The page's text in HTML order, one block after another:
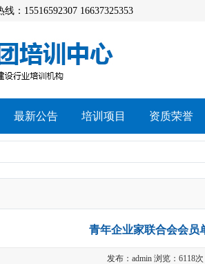
：15516592307 16637325353
最新公告 培训项目 资质荣誉
青年企业家联合会会员
发布：admin 浏览：6118次